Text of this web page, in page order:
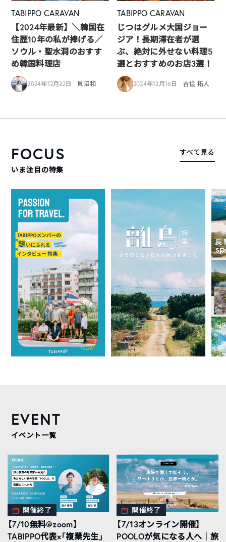
TABIPPO CARAVAN
【2024年最新】＼韓国在
住歴10年の私が捧げる／
ソウル・聖水洞のおすす
め韓国料理店
2024年12月22日 貝沼和
TABIPPO CARAVAN
じつはグルメ大国ジョー
ジア！長期滞在者が選
ぶ、絶対に外せない料理5
選とおすすめのお店3選！
2024年12月16日 吉住 拓人
FOCUS
いま注目の特集
すべて見る
EVENT
イベント一覧
開催終了
【7/10無料@zoom】
TABIPPO代表×「複業先生」
開催終了
【7/13オンライン開催】
POOLOが気になる人へ｜旅